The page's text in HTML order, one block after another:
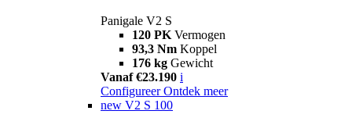
Panigale V2 S
120 PK Vermogen
93,3 Nm Koppel
176 kg Gewicht
Vanaf €23.190 i
Configureer Ontdek meer
new V2 S 100